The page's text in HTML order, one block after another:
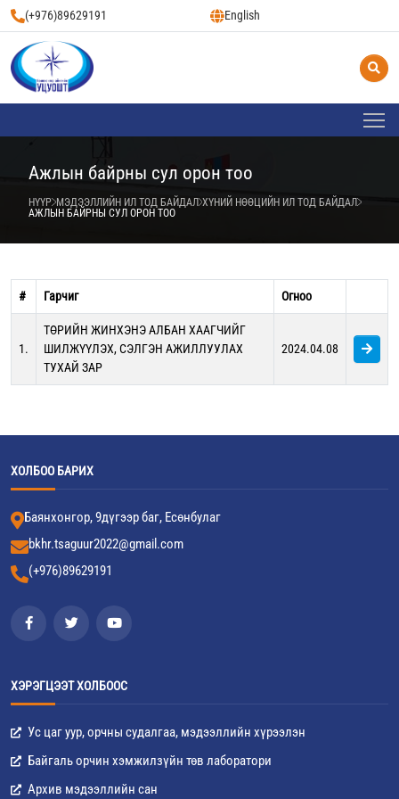
(+976)89629191 English
Ажлын байрны сул орон тоо
НҮҮР МЭДЭЭЛЛИЙН ИЛ ТОД БАЙДАЛ ХҮНИЙ НӨӨЦИЙН ИЛ ТОД БАЙДАЛ
АЖЛЫН БАЙРНЫ СУЛ ОРОН ТОО
# Гарчиг Огноо
1.
ТӨРИЙН ЖИНХЭНЭ АЛБАН ХААГЧИЙГ
ШИЛЖҮҮЛЭХ, СЭЛГЭН АЖИЛЛУУЛАХ
ТУХАЙ ЗАР
2024.04.08
ХОЛБОО БАРИХ
Баянхонгор, 9дүгээр баг, Есөнбулаг
bkhr.tsaguur2022@gmail.com
(+976)89629191
ХЭРЭГЦЭЭТ ХОЛБООС
Ус цаг уур, орчны судалгаа, мэдээллийн хүрээлэн
Байгаль орчин хэмжилзүйн төв лаборатори
Архив мэдээллийн сан